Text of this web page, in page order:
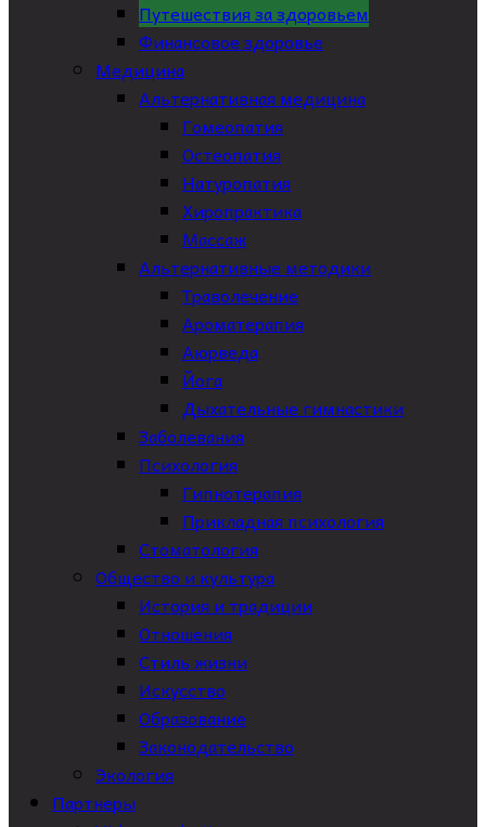
Путешествия за здоровьем
Финансовое здоровье
Медицина
Альтернативная медицина
Гомеопатия
Остеопатия
Натуропатия
Хиропрактика
Массаж
Альтернативные методики
Траволечение
Ароматерапия
Аюрведа
Йога
Дыхательные гимнастики
Заболевания
Психология
Гипнотерапия
Прикладная психология
Стоматология
Общество и культура
История и традиции
Отношения
Стиль жизни
Искусство
Образование
Законодательство
Экология
Партнеры